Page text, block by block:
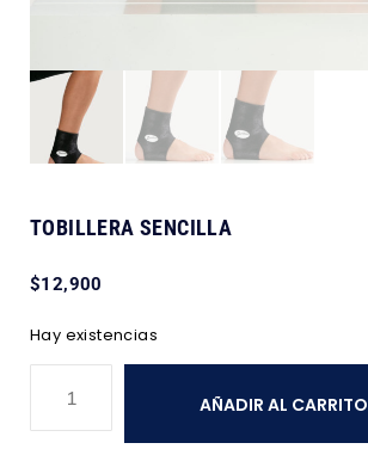
TOBILLERA SENCILLA
$12,900
Hay existencias
AÑADIR AL CARRITO